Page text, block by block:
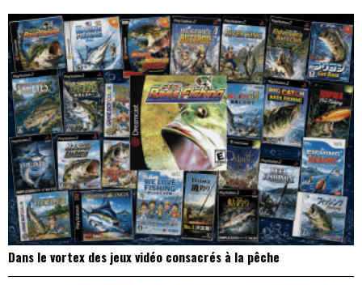
Dans le vortex des jeux vidéo consacrés à la pêche